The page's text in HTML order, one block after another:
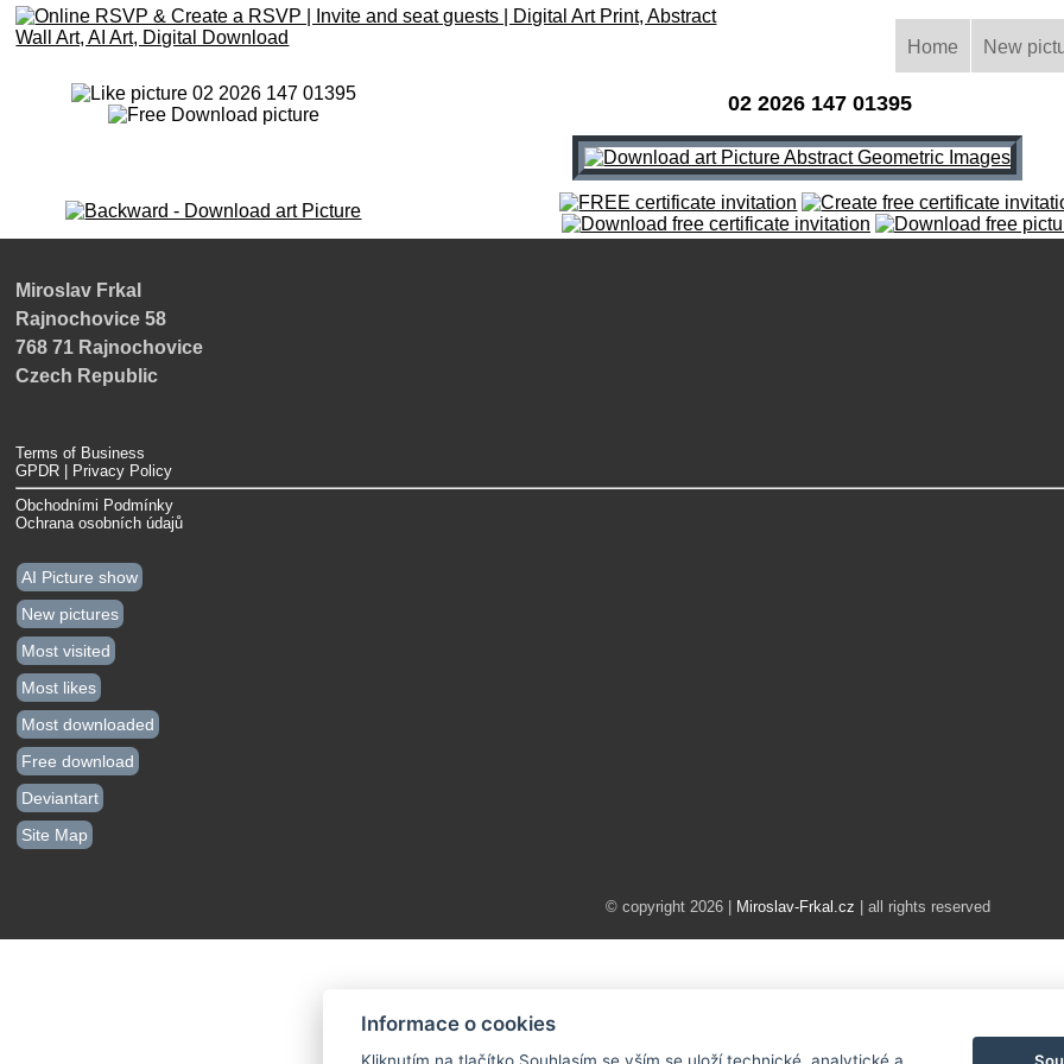
Home New
02 2026 147 01395
Miroslav Frkal
Rajnochovice 58
768 71 Rajnochovice
Czech Republic
Terms of Business
GPDR | Privacy Policy
Obchodními Podmínky
Ochrana osobních údajů
AI Picture show
New pictures
Most visited
Most likes
Most downloaded
Free download
Deviantart
Site Map
© copyright 2026 | Miroslav-Frkal.cz | all rights reserved
Informace o cookies